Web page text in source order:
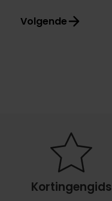
Volgende
Kortingengids